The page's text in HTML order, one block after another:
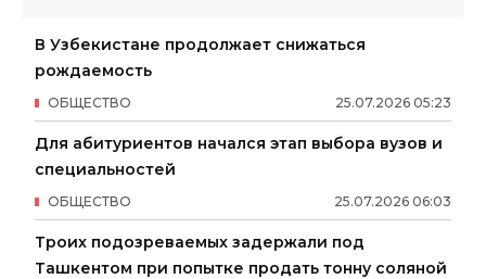
В Узбекистане продолжает снижаться
рождаемость
25.07.2026 05:23
ОБЩЕСТВО
Для абитуриентов начался этап выбора вузов и
специальностей
25.07.2026 06:03
ОБЩЕСТВО
Троих подозреваемых задержали под
Ташкентом при попытке продать тонну соляной